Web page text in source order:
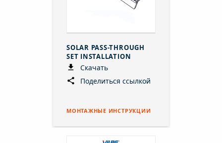
SOLAR PASS-THROUGH
SET INSTALLATION
Скачать
Поделиться ссылкой
МОНТАЖНЫЕ ИНСТРУКЦИИ